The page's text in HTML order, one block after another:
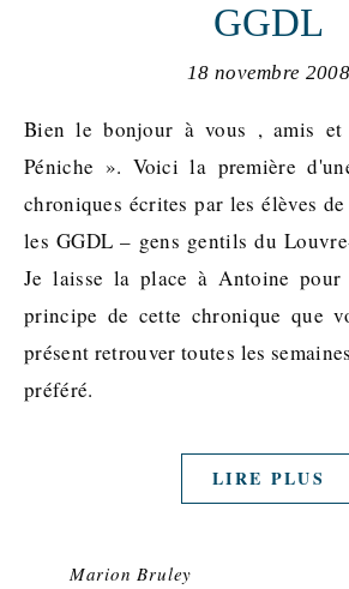
GGDL
18 novembre 2008
Bien le bonjour à vous , amis et lecteurs de « La
Péniche ». Voici la première
chroniques écrites par les élèves
les GGDL – gens gentils du
Je laisse la place à Antoine
principe de cette chronique que
présent retrouver toutes les
préféré.
LIRE PLUS
Marion Bruley